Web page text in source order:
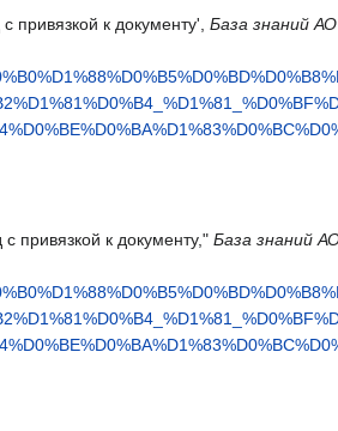
к документу', База знаний
привязкой к документу," База знаний